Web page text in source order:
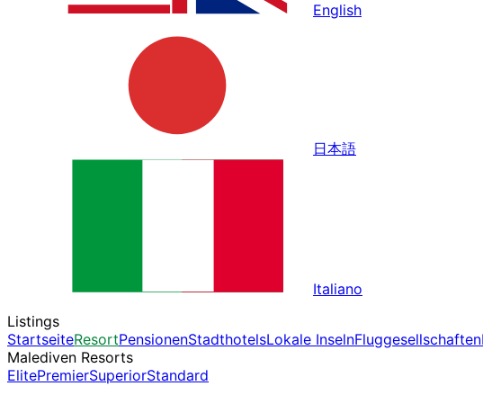
English
日本語
Italiano
Listings
StartseiteResortPensionenStadthotelsLokale InselnFluggesellschaften
Malediven Resorts
ElitePremierSuperiorStandard